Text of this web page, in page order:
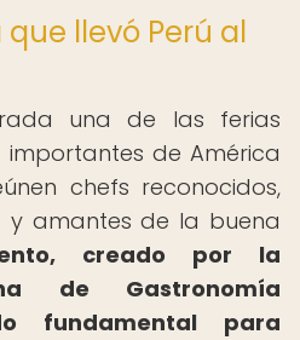
que llevó Perú al
una de las ferias
de América
chefs reconocidos,
y amantes de la buena
creado por la
de Gastronomía
fundamental para